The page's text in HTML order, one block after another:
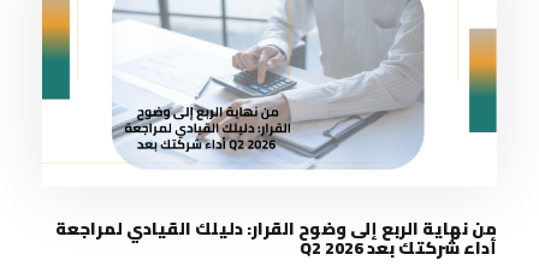
من نهاية الربع إلى وضوح القرار: دليلك القيادي لمراجعة
أداء شركتك بعد Q2 2026